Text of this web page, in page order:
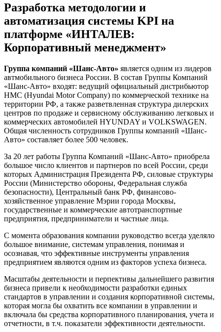
Разработка методологии и
автоматизация системы KPI на
платформе «ИНТАЛЕВ:
Корпоративный менеджмент»
Группа компаний «Шанс-Авто» является одним из лидеров
автмобильного бизнеса России. В состав Группы Компаний
«Шанс-Авто» входят: ведущий официальный дистрибьютор
HMC (Hyundai Motor Company) по коммерческой технике на
территории РФ, а также разветвленная структура дилерских
центров по продаже и сервисному обслуживанию легковых и
коммерческих автомобилей HYUNDAY и VOLKSWAGEN.
Общая численность сотрудников Группы компаний «Шанс-
Авто» составляет более 500 человек.
За 20 лет работы Группа Компаний «Шанс-Авто» приобрела
большое число клиентов и партнеров по всей России, среди
которых Администрация Президента РФ, силовые структуры
России (Министерство обороны, Федеральная служба
безопасности), Центральный банк РФ, финансово-
хозяйственное управление Мэрии города Москвы,
государственные и коммерческие автотранспортные
предприятия, предприниматели и частные лица.
С момента образования компании руководство всегда уделяло
большое внимание, системам управления, понимая и
осознавая, что эффективные инструменты управления
предприятием являются одним из факторов успеха бизнеса.
Масштабы деятельности и перпективы дальнейшего развития
бизнеса привели к необходимости разработки единых
стандартов в управлении и создания корпоративной системы,
которая могла бы охватить все компании в управлении и
включала бы средства корпоративного планирования, учета и
отчетности, в т.ч. показатели эффективности деятельности.